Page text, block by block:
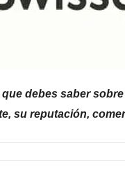
debes saber
su reputación,